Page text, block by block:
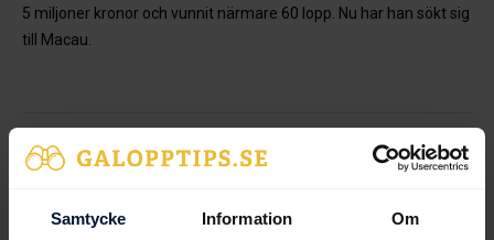
Samtycke Information Om
5 miljoner kronor och vunnit närmare 60 lopp. Nu har han sökt sig
till Macau.
Våra V4- och V5-vinster idag: 8.748 kr!
galopptips.se är absolut i topp! Igår spelade vi in 6.900 kr på våra